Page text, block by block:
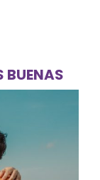
BUENAS